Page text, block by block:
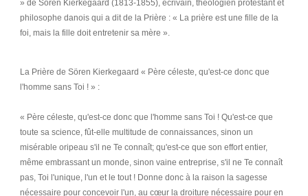
» de Sören Kierkegaard (1813-1855), écrivain, théologien protestant et
philosophe danois qui a dit de la Prière : « La prière est une fille de la
foi, mais la fille doit entretenir sa mère ».
La Prière de Sören Kierkegaard « Père céleste, qu'est-ce donc que
l'homme sans Toi ! » :
« Père céleste, qu'est-ce donc que l'homme sans Toi ! Qu'est-ce que
toute sa science, fût-elle multitude de connaissances, sinon un
misérable oripeau s'il ne Te connaît; qu'est-ce que son effort entier,
même embrassant un monde, sinon vaine entreprise, s'il ne Te connaît
pas, Toi l'unique, l'un et le tout ! Donne donc à la raison la sagesse
nécessaire pour concevoir l'un, au cœur la droiture nécessaire pour en